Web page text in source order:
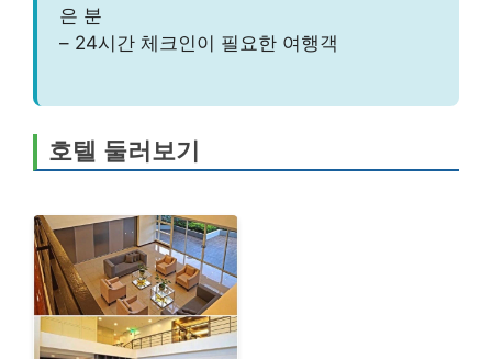
은 분
– 24시간 체크인이 필요한 여행객
호텔 둘러보기